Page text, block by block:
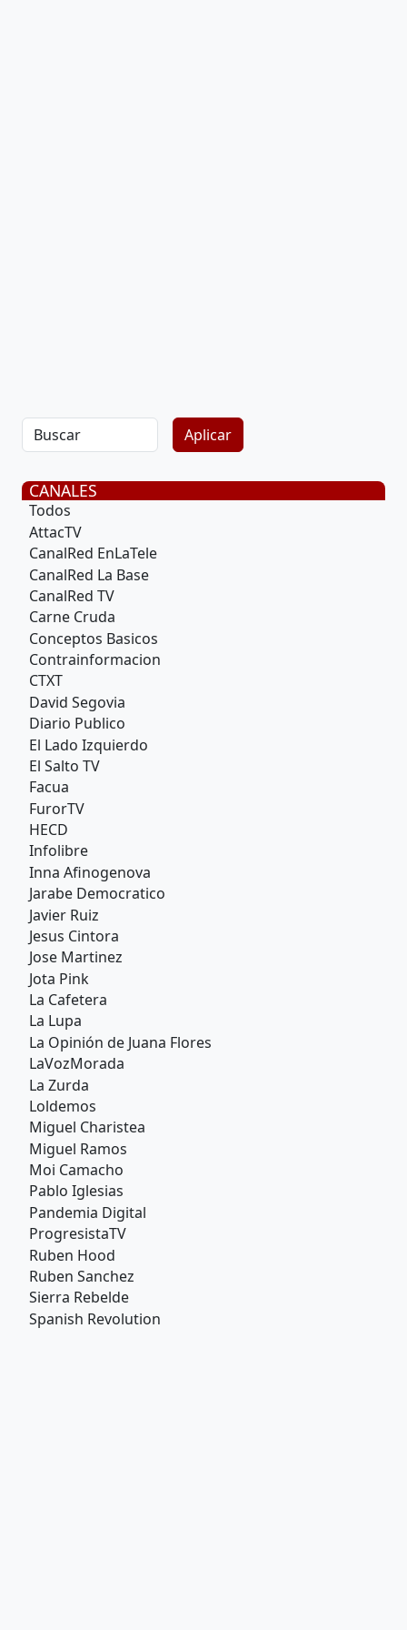
CANALES
Todos
AttacTV
CanalRed EnLaTele
CanalRed La Base
CanalRed TV
Carne Cruda
Conceptos Basicos
Contrainformacion
CTXT
David Segovia
Diario Publico
El Lado Izquierdo
El Salto TV
Facua
FurorTV
HECD
Infolibre
Inna Afinogenova
Jarabe Democratico
Javier Ruiz
Jesus Cintora
Jose Martinez
Jota Pink
La Cafetera
La Lupa
La Opinión de Juana Flores
LaVozMorada
La Zurda
Loldemos
Miguel Charistea
Miguel Ramos
Moi Camacho
Pablo Iglesias
Pandemia Digital
ProgresistaTV
Ruben Hood
Ruben Sanchez
Sierra Rebelde
Spanish Revolution